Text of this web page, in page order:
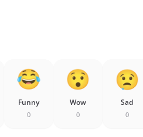
Funny
0
Wow
0
Sad
0